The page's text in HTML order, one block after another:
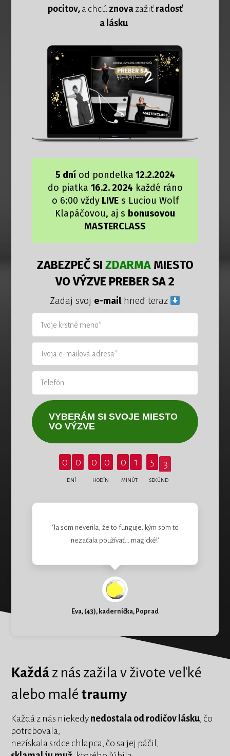
pocitov,a chcú znova zažiť radosť
a lásku
5 dníod pondelka 12.2.2024
do piatka 16.2. 2024 každé ráno
o 6:00 vždyLIVEs Luciou Wolf
Klapáčovou, aj s bonusovou
MASTERCLASS
ZABEZPEČ SI ZDARMAMIESTO
VO VÝZVE PREBER SA 2
Zadaj svoj e-mailhneď teraz
VYBERÁM SI SVOJE MIESTO
VO VÝZVE
0 0
DNÍ
0 0
HODÍN
0 1
MINÚT
5
1
2
SEKÚND
"Ja som neverila, že to funguje, kým som to
nezačala používať... magické!"
Eva, (43), kaderníčka, Poprad
Každá z nás zažila v živote veľké
alebo malétraumy
Každá z nás niekedy nedostala od rodičov lásku, čo
potrebovala,
nezískala srdce chlapca, čo sa jej páčil,